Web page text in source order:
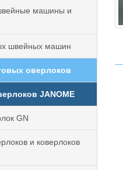
машины и
швейных машин
оверлоков
JANOME
GN
и коверлоков